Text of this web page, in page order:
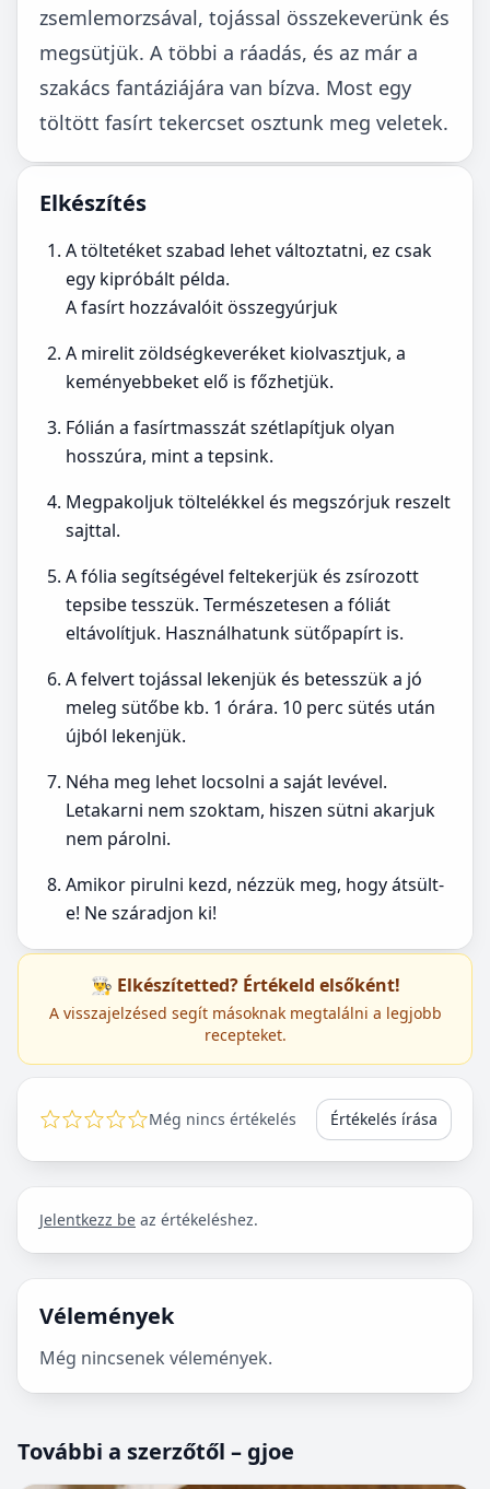
zsemlemorzsával, tojással összekeverünk és
megsütjük. A többi a ráadás, és az már a
szakács fantáziájára van bízva. Most egy
töltött fasírt tekercset osztunk meg veletek.
Elkészítés
A töltetéket szabad lehet változtatni, ez csak
egy kipróbált példa.
A fasírt hozzávalóit összegyúrjuk
A mirelit zöldségkeveréket kiolvasztjuk, a
keményebbeket elő is főzhetjük.
Fólián a fasírtmasszát szétlapítjuk olyan
hosszúra, mint a tepsink.
Megpakoljuk töltelékkel és megszórjuk reszelt
sajttal.
A fólia segítségével feltekerjük és zsírozott
tepsibe tesszük. Természetesen a fóliát
eltávolítjuk. Használhatunk sütőpapírt is.
A felvert tojással lekenjük és betesszük a jó
meleg sütőbe kb. 1 órára. 10 perc sütés után
újból lekenjük.
Néha meg lehet locsolni a saját levével.
Letakarni nem szoktam, hiszen sütni akarjuk
nem párolni.
Amikor pirulni kezd, nézzük meg, hogy átsült-
e! Ne száradjon ki!
👨‍🍳 Elkészítetted? Értékeld elsőként!
A visszajelzésed segít másoknak megtalálni a legjobb
recepteket.
Még nincs értékelés Értékelés írása
Jelentkezz be az értékeléshez.
Vélemények
Még nincsenek vélemények.
További a szerzőtől – gjoe